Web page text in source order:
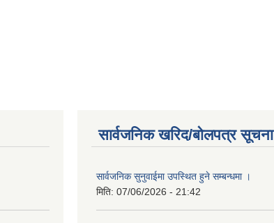
सार्वजनिक खरिद/बोलपत्र सूचना
सार्वजनिक सुनुवाईमा उपस्थित हुने सम्बन्धमा ।
मिति: 07/06/2026 - 21:42